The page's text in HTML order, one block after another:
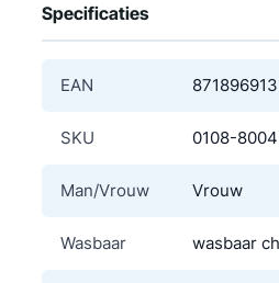
Specificaties
EAN
SKU 0108-
Man/Vrouw Vrouw
Wasbaar wasbaar